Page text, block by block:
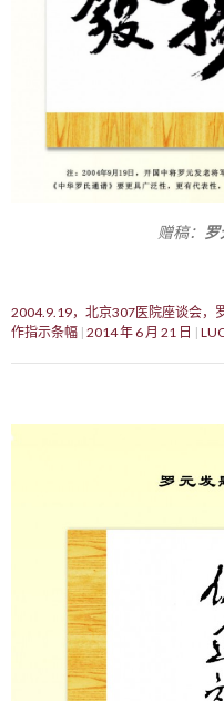
赠稿： 罗
2004.9.19，北京307医院座谈会，
作指示条幅 2014 年 6 月 21 日